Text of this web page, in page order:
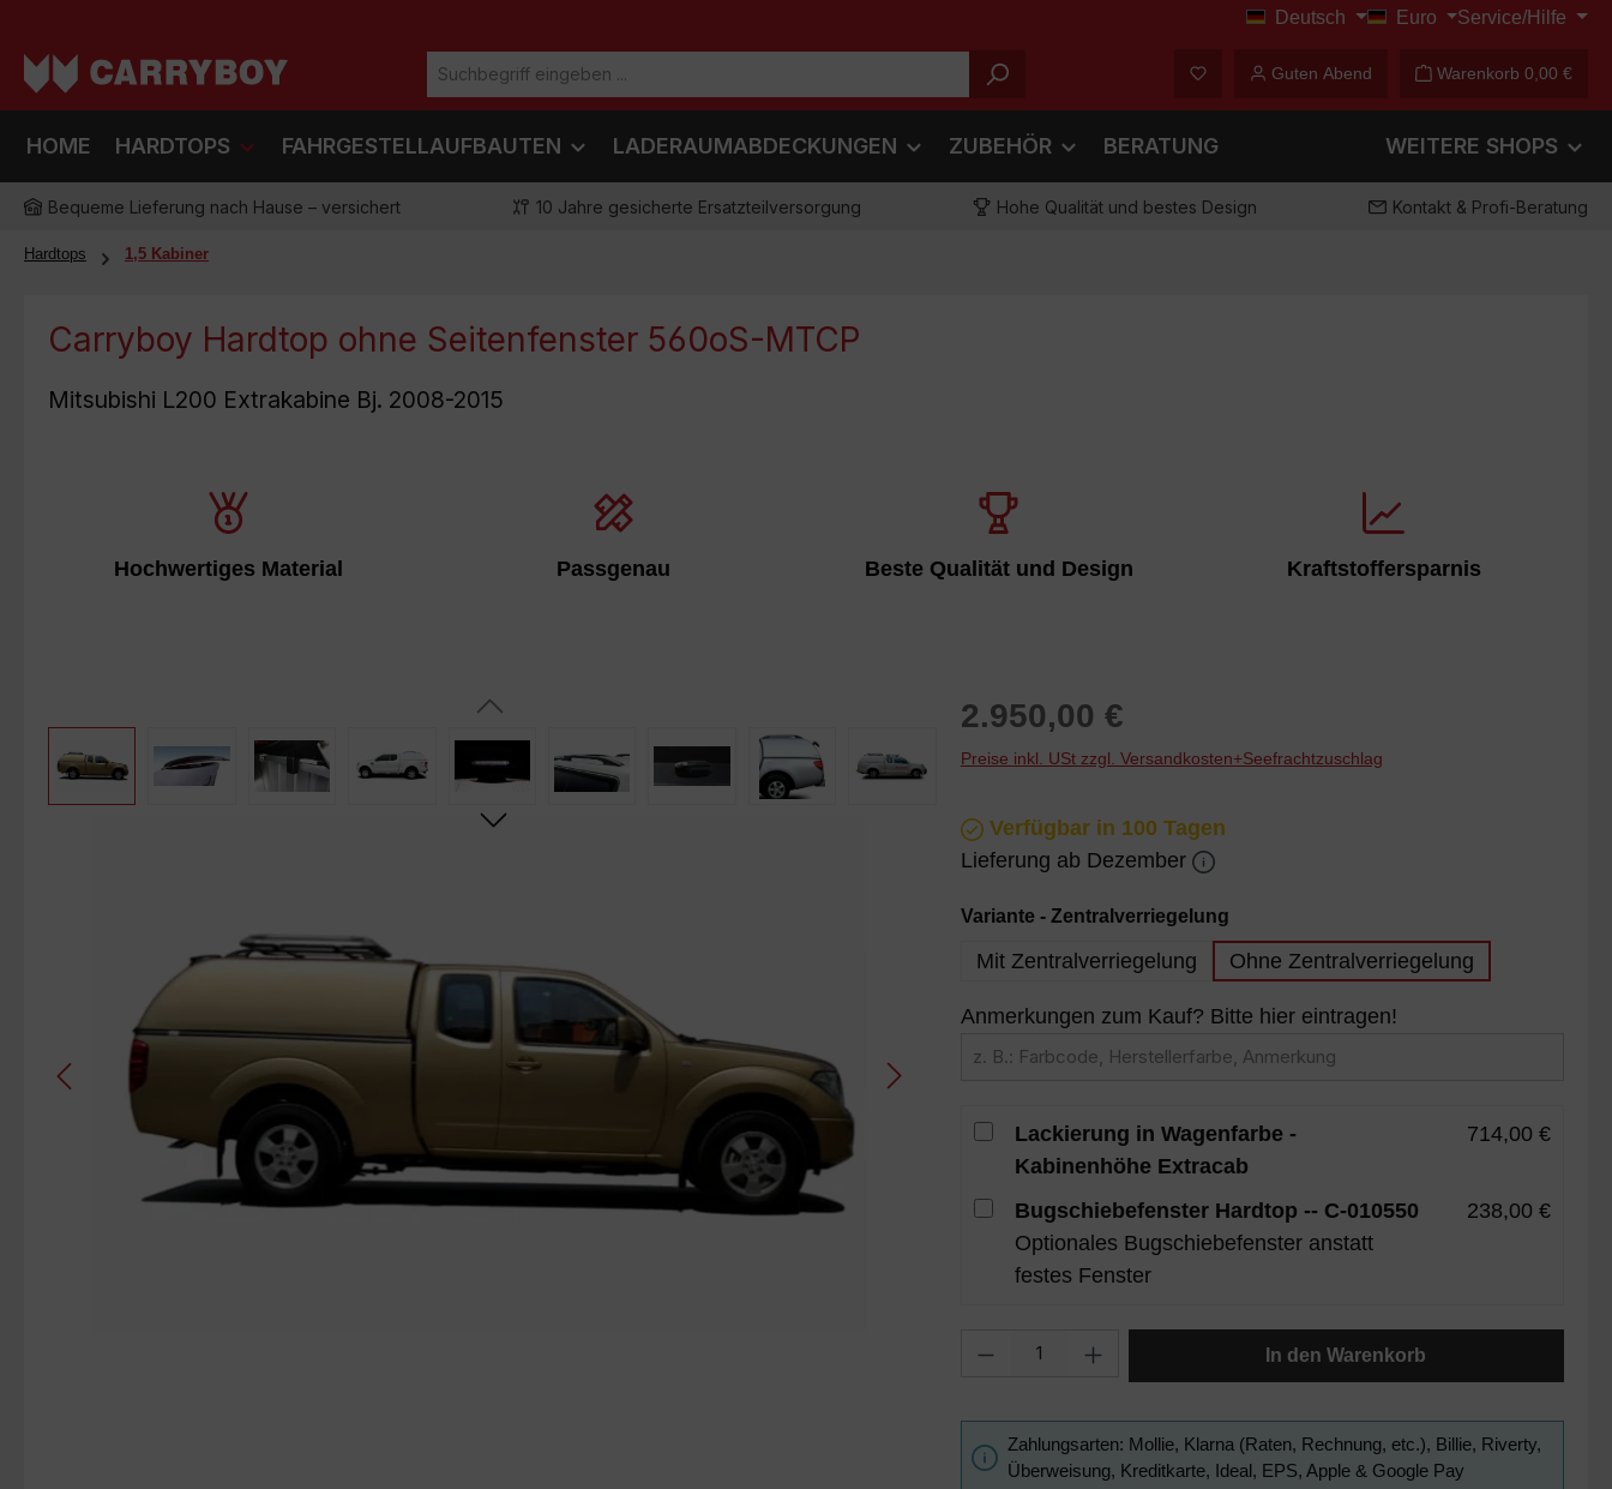
Deutsch
€
Euro Service/Hilfe
Du hast 0 Produkte auf dem Merkzettel
Guten Abend Warenkorb 0,00 €
HOME HARDTOPS FAHRGESTELLAUFBAUTEN LADERAUMABDECKUNGEN ZUBEHÖR BERATUNG WEITERE SHOPS
Bequeme Lieferung nach Hause – versichert 10 Jahre gesicherte Ersatzteilversorgung Hohe Qualität und bestes Design Kontakt & Profi-Beratung
Hardtops 1,5 Kabiner
Carryboy Hardtop ohne Seitenfenster 560oS-MTCP
Mitsubishi L200 Extrakabine Bj. 2008-2015
Hochwertiges Material
Unser Produkt besteht aus
hochwertigem glasfaserverstärktem
Kunststoff (GFK). Dies ermöglicht
Passgenau
Egal welche Marke, egal welche
Ausführung - unsere Produkte sind
passgenau auf Ihren Pickup-Truck
Beste Qualität und Design
Hochwertige Qualität und
ansprechendes Design
Kraftstoffersparnis
Verhindert Luftverwirbelungen am
Laderaum und hilft, ca. 10-15 %
Kraftstoff zu sparen.
Regulärer Preis:
2.950,00 €
Preise inkl. USt zzgl. Versandkosten+Seefrachtzuschlag
Verfügbar in 100 Tagen
Lieferung ab Dezember
Variante - Zentralverriegelungauswählen
Mit Zentralverriegelung Ohne Zentralverriegelung
Anmerkungen zum Kauf? Bitte hier eintragen!
Lackierung in Wagenfarbe -
Kabinenhöhe Extracab
714,00 €
Bugschiebefenster Hardtop -- C-010550
Optionales Bugschiebefenster anstatt
festes Fenster
238,00 €
In den Warenkorb
Zahlungsarten: Mollie, Klarna (Raten, Rechnung, etc.), Billie, Riverty,
Überweisung, Kreditkarte, Ideal, EPS, Apple & Google Pay